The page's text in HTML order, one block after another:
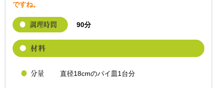
ですね。
90分
直径18cmのパイ皿1台分